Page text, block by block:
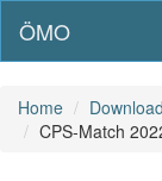
ÖMO
Home
CPS-Match